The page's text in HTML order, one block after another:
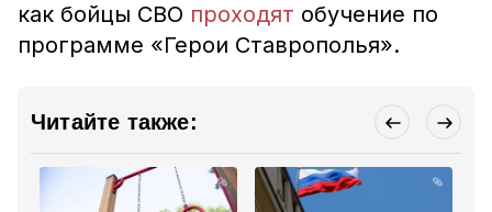
как бойцы СВО проходят обучение по
программе «Герои Ставрополья».
Читайте также: